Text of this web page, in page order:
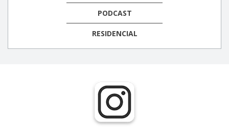
PODCAST
RESIDENCIAL